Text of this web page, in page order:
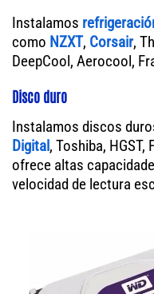
Instalamos
como NZXT, Corsair,
DeepCool, Aerocool,
Disco duro
Instalamos discos
Digital, Toshiba,
ofrece altas
velocidad de lectura